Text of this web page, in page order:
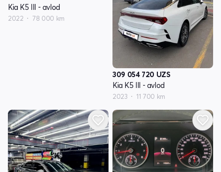
Kia K5 III - avlod
2022 78 000 km
309 054 720 UZS
Kia K5 III - avlod
2023 11 700 km